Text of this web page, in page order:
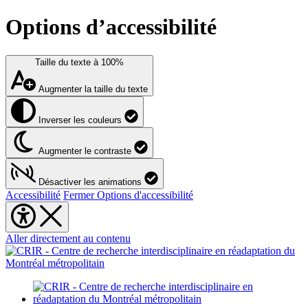
Options d’accessibilité
Taille du texte à 100%
Augmenter la taille du texte
Inverser les couleurs
Augmenter le contraste
Désactiver les animations
Accessibilité Fermer Options d'accessibilité
Aller directement au contenu